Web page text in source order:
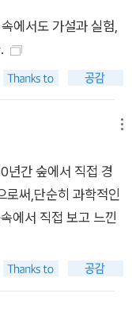
에서도 가설과 실험,
년간 숲에서 직접 경
로써,단순히 과학적인
에서 직접 보고 느낀